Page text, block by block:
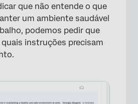
que não entende o que
um ambiente saudável
podemos pedir que
instruções precisam